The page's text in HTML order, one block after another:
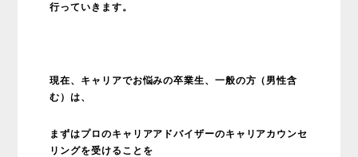
行っていきます。
現在、キャリアでお悩みの卒業生、一般の方（男性含
む）は、
まずはプロのキャリアアドバイザーのキャリアカウンセ
リングを受けることを